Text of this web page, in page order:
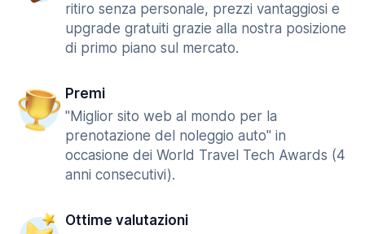
ritiro senza personale, prezzi vantaggiosi e
upgrade gratuiti grazie alla nostra posizione
di primo piano sul mercato.
Premi
"Miglior sito web al mondo per la
prenotazione del noleggio auto" in
occasione dei World Travel Tech Awards (4
anni consecutivi).
Ottime valutazioni